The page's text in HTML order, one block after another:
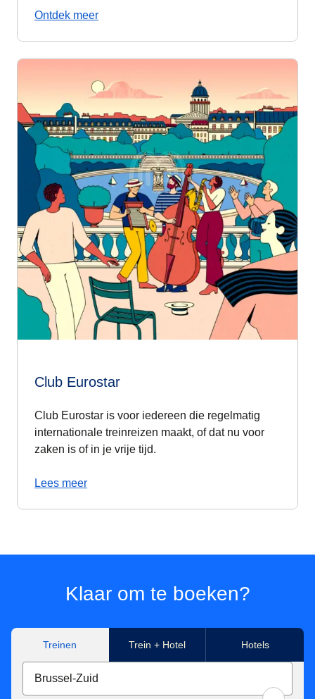
Ontdek meer
Club Eurostar
Club Eurostar is voor iedereen die regelmatig
internationale treinreizen maakt, of dat nu voor
zaken is of in je vrije tijd.
Lees meer
Klaar om te boeken?
Treinen Trein + Hotel Hotels